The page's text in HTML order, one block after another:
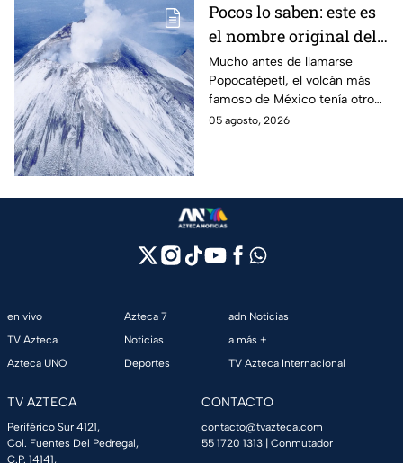
Pocos lo saben: este es
el nombre original del
volcán Popocatépetl
Mucho antes de llamarse
Popocatépetl, el volcán más
famoso de México tenía otro
nombre que pocos conocen y
05 agosto, 2026
en vivo
TV Azteca
Azteca UNO
Azteca 7
Noticias
Deportes
adn Noticias
a más +
TV Azteca Internacional
TV AZTECA
Periférico Sur 4121,
Col. Fuentes Del Pedregal,
C.P. 14141,
CONTACTO
contacto@tvazteca.com
55 1720 1313 | Conmutador